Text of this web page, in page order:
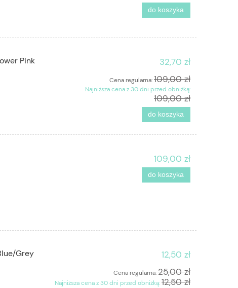
do koszyka
Pink 32,70 zł
Cena regularna:109,00 zł
Najniższa cena z 30 dni przed obniżką:
109,00 zł
do koszyka
109,00 zł
do koszyka
Grey 12,50 zł
Cena regularna:25,00 zł
Najniższa cena z 30 dni przed obniżką:12,50 zł